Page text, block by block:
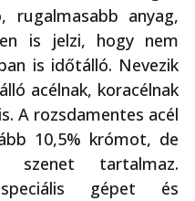
rugalmasabb anyag,
is jelzi, hogy nem
is időtálló. Nevezik
acélnak, koracélnak
A rozsdamentes acél
10,5% krómot, de
szenet tartalmaz.
gépet és